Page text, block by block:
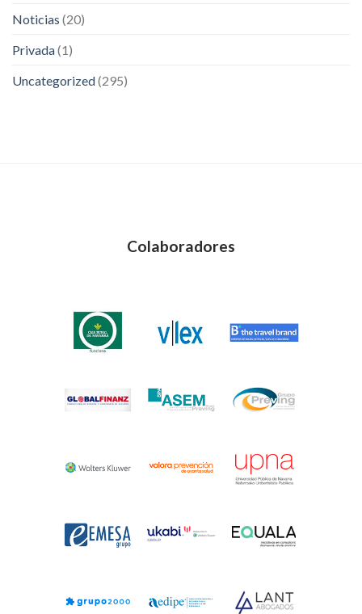
Noticias (20)
Privada(1)
Uncategorized(295)
Colaboradores